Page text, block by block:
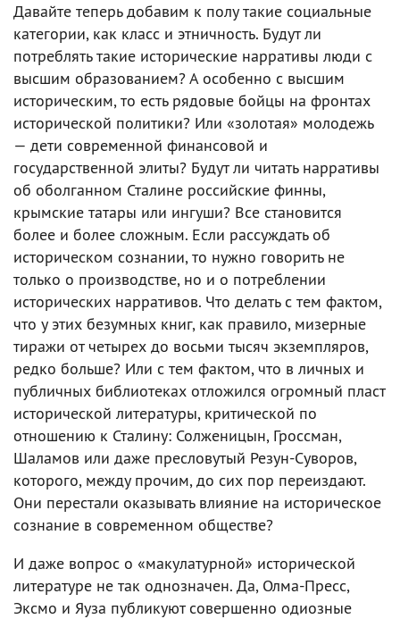
Давайте теперь добавим к полу такие социальные
категории, как класс и этничность. Будут ли
потреблять такие исторические нарративы люди с
высшим образованием? А особенно с высшим
историческим, то есть рядовые бойцы на фронтах
исторической политики? Или «золотая» молодежь
— дети современной финансовой и
государственной элиты? Будут ли читать нарративы
об оболганном Сталине российские финны,
крымские татары или ингуши? Все становится
более и более сложным. Если рассуждать об
историческом сознании, то нужно говорить не
только о производстве, но и о потреблении
исторических нарративов. Что делать с тем фактом,
что у этих безумных книг, как правило, мизерные
тиражи от четырех до восьми тысяч экземпляров,
редко больше? Или с тем фактом, что в личных и
публичных библиотеках отложился огромный пласт
исторической литературы, критической по
отношению к Сталину: Солженицын, Гроссман,
Шаламов или даже пресловутый Резун-Суворов,
которого, между прочим, до сих пор переиздают.
Они перестали оказывать влияние на историческое
сознание в современном обществе?
И даже вопрос о «макулатурной» исторической
литературе не так однозначен. Да, Олма-Пресс,
Эксмо и Яуза публикуют совершенно одиозные